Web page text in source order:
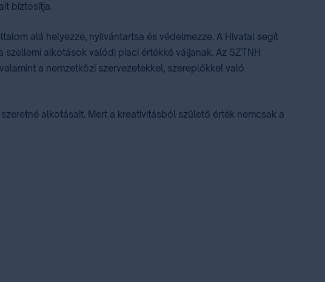
biztosítja.
alá helyezze, nyilvántartsa és védelmezze. A Hivatal segít
alkotások valódi piaci értékké váljanak. Az SZTNH
a nemzetközi szervezetekkel, szereplőkkel való
alkotásait. Mert a kreativitásból születő érték nemcsak a